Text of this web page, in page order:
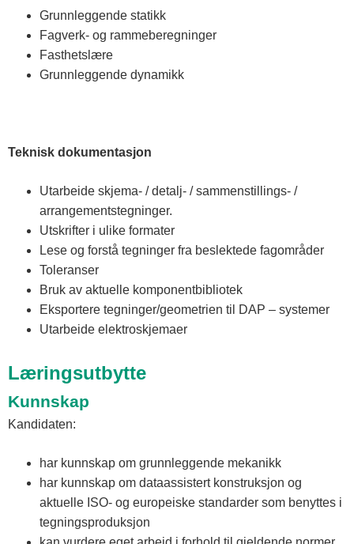
Grunnleggende statikk
Fagverk- og rammeberegninger
Fasthetslære
Grunnleggende dynamikk
Teknisk dokumentasjon
Utarbeide skjema- / detalj- / sammenstillings- /
arrangementstegninger.
Utskrifter i ulike formater
Lese og forstå tegninger fra beslektede fagområder
Toleranser
Bruk av aktuelle komponentbibliotek
Eksportere tegninger/geometrien til DAP – systemer
Utarbeide elektroskjemaer
Læringsutbytte
Kunnskap
Kandidaten:
har kunnskap om grunnleggende mekanikk
har kunnskap om dataassistert konstruksjon og
aktuelle ISO- og europeiske standarder som benyttes i
tegningsproduksjon